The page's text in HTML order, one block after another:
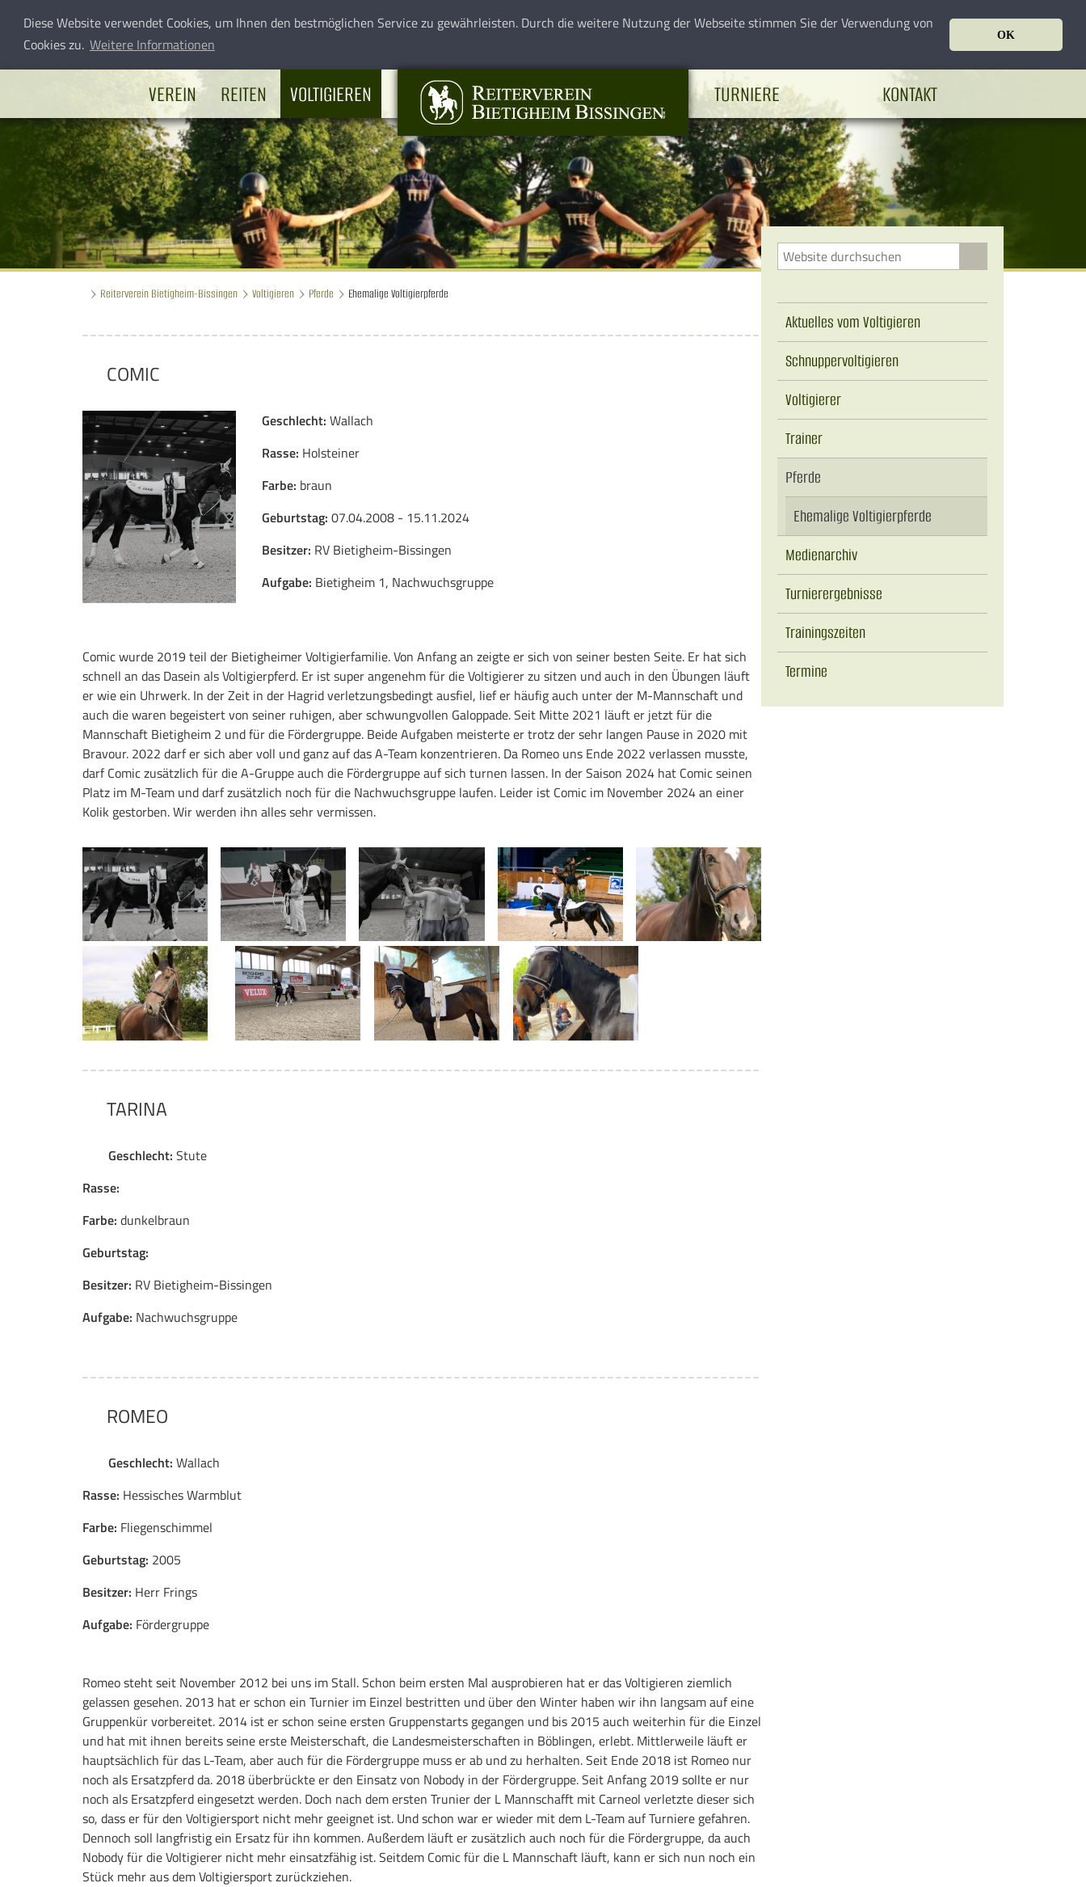
Diese Website verwendet Cookies, um Ihnen den bestmöglichen Service zu gewährleisten. Durch die weitere Nutzung der Webseite stimmen Sie der Verwendung von
Cookies zu. Weitere Informationen OK
VEREIN REITEN VOLTIGIEREN TURNIERE KONTAKT
Reiterverein Bietigheim-Bissingen Voltigieren Pferde Ehemalige Voltigierpferde
COMIC
Geschlecht: Wallach
Rasse: Holsteiner
Farbe: braun
Geburtstag: 07.04.2008 - 15.11.2024
Besitzer: RV Bietigheim-Bissingen
Aufgabe: Bietigheim 1, Nachwuchsgruppe
Comic wurde 2019 teil der Bietigheimer Voltigierfamilie. Von Anfang an zeigte er sich von seiner besten Seite. Er hat sich
schnell an das Dasein als Voltigierpferd. Er ist super angenehm für die Voltigierer zu sitzen und auch in den Übungen läuft
er wie ein Uhrwerk. In der Zeit in der Hagrid verletzungsbedingt ausfiel, lief er häufig auch unter der M-Mannschaft und
auch die waren begeistert von seiner ruhigen, aber schwungvollen Galoppade. Seit Mitte 2021 läuft er jetzt für die
Mannschaft Bietigheim 2 und für die Fördergruppe. Beide Aufgaben meisterte er trotz der sehr langen Pause in 2020 mit
Bravour. 2022 darf er sich aber voll und ganz auf das A-Team konzentrieren. Da Romeo uns Ende 2022 verlassen musste,
darf Comic zusätzlich für die A-Gruppe auch die Fördergruppe auf sich turnen lassen. In der Saison 2024 hat Comic seinen
Platz im M-Team und darf zusätzlich noch für die Nachwuchsgruppe laufen. Leider ist Comic im November 2024 an einer
Kolik gestorben. Wir werden ihn alles sehr vermissen.
TARINA
Geschlecht: Stute
Rasse:
Farbe: dunkelbraun
Geburtstag:
Besitzer: RV Bietigheim-Bissingen
Aufgabe: Nachwuchsgruppe
ROMEO
Geschlecht: Wallach
Rasse: Hessisches Warmblut
Farbe: Fliegenschimmel
Geburtstag: 2005
Besitzer: Herr Frings
Aufgabe: Fördergruppe
Romeo steht seit November 2012 bei uns im Stall. Schon beim ersten Mal ausprobieren hat er das Voltigieren ziemlich
gelassen gesehen. 2013 hat er schon ein Turnier im Einzel bestritten und über den Winter haben wir ihn langsam auf eine
Gruppenkür vorbereitet. 2014 ist er schon seine ersten Gruppenstarts gegangen und bis 2015 auch weiterhin für die Einzel
und hat mit ihnen bereits seine erste Meisterschaft, die Landesmeisterschaften in Böblingen, erlebt. Mittlerweile läuft er
hauptsächlich für das L-Team, aber auch für die Fördergruppe muss er ab und zu herhalten. Seit Ende 2018 ist Romeo nur
noch als Ersatzpferd da. 2018 überbrückte er den Einsatz von Nobody in der Fördergruppe. Seit Anfang 2019 sollte er nur
noch als Ersatzpferd eingesetzt werden. Doch nach dem ersten Trunier der L Mannschafft mit Carneol verletzte dieser sich
so, dass er für den Voltigiersport nicht mehr geeignet ist. Und schon war er wieder mit dem L-Team auf Turniere gefahren.
Dennoch soll langfristig ein Ersatz für ihn kommen. Außerdem läuft er zusätzlich auch noch für die Fördergruppe, da auch
Nobody für die Voltigierer nicht mehr einsatzfähig ist. Seitdem Comic für die L Mannschaft läuft, kann er sich nun noch ein
Stück mehr aus dem Voltigiersport zurückziehen.
Aktuelles vom Voltigieren
Schnuppervoltigieren
Voltigierer
Trainer
Pferde
Ehemalige Voltigierpferde
Medienarchiv
Turnierergebnisse
Trainingszeiten
Termine